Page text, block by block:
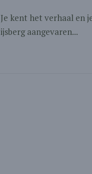
Je kent het verhaal en
ijsberg aangevaren...